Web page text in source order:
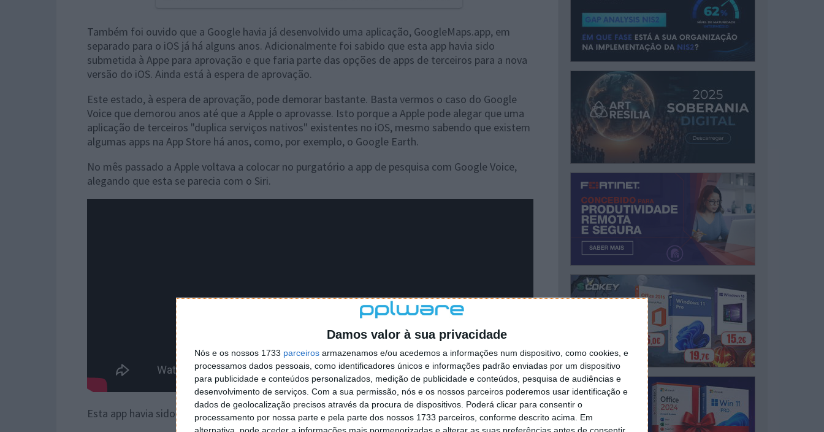
Damos valor à sua privacidade
Nós e os nossos 1733 parceiros armazenamos e/ou acedemos a informações num dispositivo, como cookies, e
processamos dados pessoais, como identificadores únicos e informações padrão enviadas por um dispositivo
para publicidade e conteúdos personalizados, medição de publicidade e conteúdos, pesquisa de audiências e
desenvolvimento de serviços. Com a sua permissão, nós e os nossos parceiros poderemos usar identificação e
dados de geolocalização precisos através da procura de dispositivos. Poderá clicar para consentir o
processamento por nossa parte e pela parte dos nossos 1733 parceiros, conforme descrito acima. Em
Também foi ouvido que a Google havia já desenvolvido uma aplicação, GoogleMaps.app, em
separado para o iOS já há alguns anos. Adicionalmente foi sabido que esta app havia sido
submetida à Appe para aprovação e que faria parte das opções de apps de terceiros para a nova
versão do iOS. Ainda está à espera de aprovação.
Este estado, à espera de aprovação, pode demorar bastante. Basta vermos o caso do Google
Voice que demorou anos até que a Apple o aprovasse. Isto porque a Apple pode alegar que uma
aplicação de terceiros "duplica serviços nativos" existentes no iOS, mesmo sabendo que existem
algumas apps na App Store há anos, como, por exemplo, o Google Earth.
No mês passado a Apple voltava a colocar no purgatório a app de pesquisa com Google Voice,
alegando que esta se parecia com o Siri.
Esta app havia sido submetida em 2009 mas desde essa altura a Apple sempre a rejeitou.